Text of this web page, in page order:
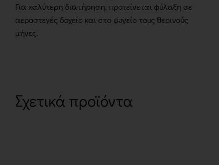
Για καλύτερη διατήρηση, προτείνεται φύλαξη σε
αεροστεγές δοχείο και στο ψυγείο τους θερινούς
μήνες.
Σχετικά προϊόντα